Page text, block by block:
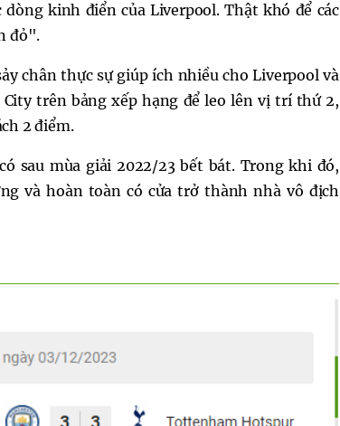
kinh điển của Liverpool. Thật khó để các
đỏ".
chân thực sự giúp ích nhiều cho Liverpool và
trên bảng xếp hạng để leo lên vị trí thứ 2,
2 điểm.
sau mùa giải 2022/23 bết bát. Trong khi đó,
và hoàn toàn có cửa trở thành nhà vô địch